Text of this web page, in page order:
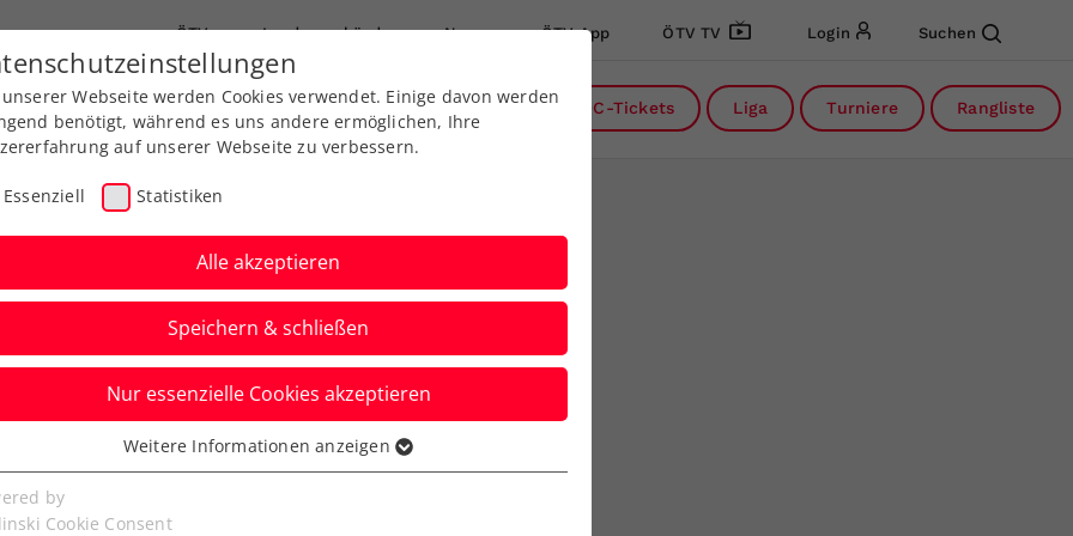
ÖTV Landesverbände News ÖTV App ÖTV TV Login Suchen
Ausbildung Services Über uns DC-Tickets Liga Turniere Rangliste
Thiem
Nightsession-
Webseite werden Cookies verwendet. Einige davon werden
benötigt, während es uns andere ermöglichen, Ihre
auf unserer Webseite zu verbessern.
Essenziell Statistiken
Alle akzeptieren
Speichern & schließen
Nur essenzielle Cookies akzeptieren
Cookies werden für grundlegende Funktionen der
benötigt. Dadurch ist gewährleistet, dass die Webseite
Weitere Informationen anzeigen
by
Cookie Consent